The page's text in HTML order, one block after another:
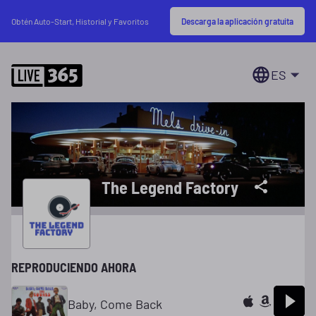
Obtén Auto-Start, Historial y Favoritos Descarga la aplicación gratuita
ES
The Legend Factory
REPRODUCIENDO AHORA
Baby, Come Back